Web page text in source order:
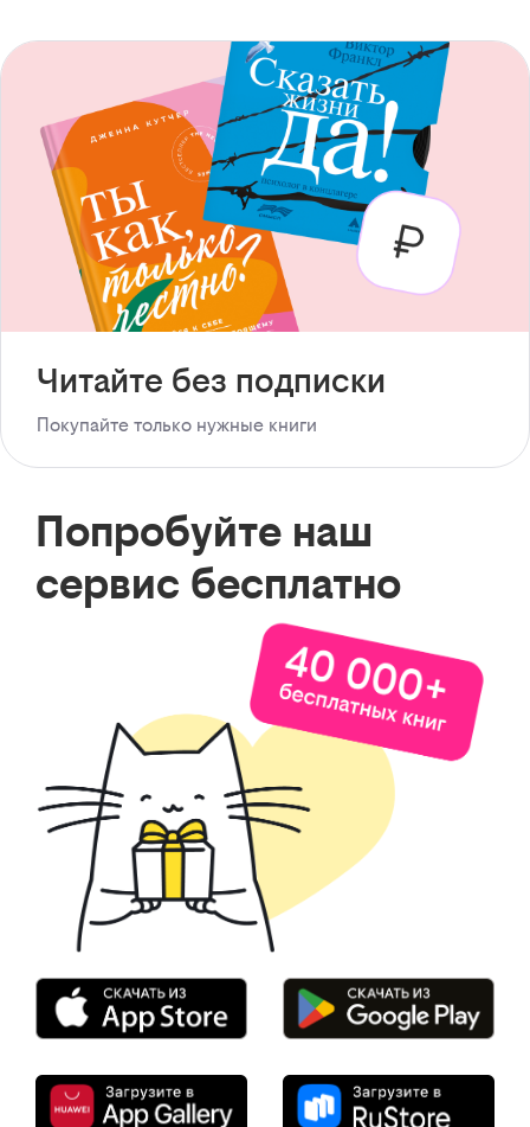
Читайте без подписки
Покупайте только нужные книги
Попробуйте наш
сервис бесплатно